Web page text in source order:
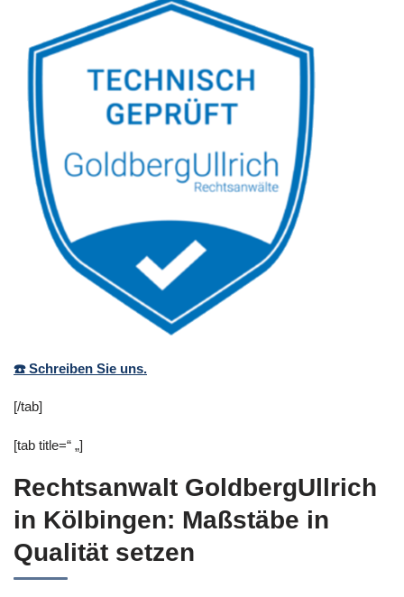
Breitscheid:
↗️GoldbergUllrich
Rechtsanwälte -
✓Datenschutzrecht,
Markenrecht, IT-Recht,
Wirtschaftsrecht
☎️ Schreiben Sie uns.
[/tab]
[tab title=“ „]
Rechtsanwalt GoldbergUllrich
in Kölbingen: Maßstäbe in
Qualität setzen